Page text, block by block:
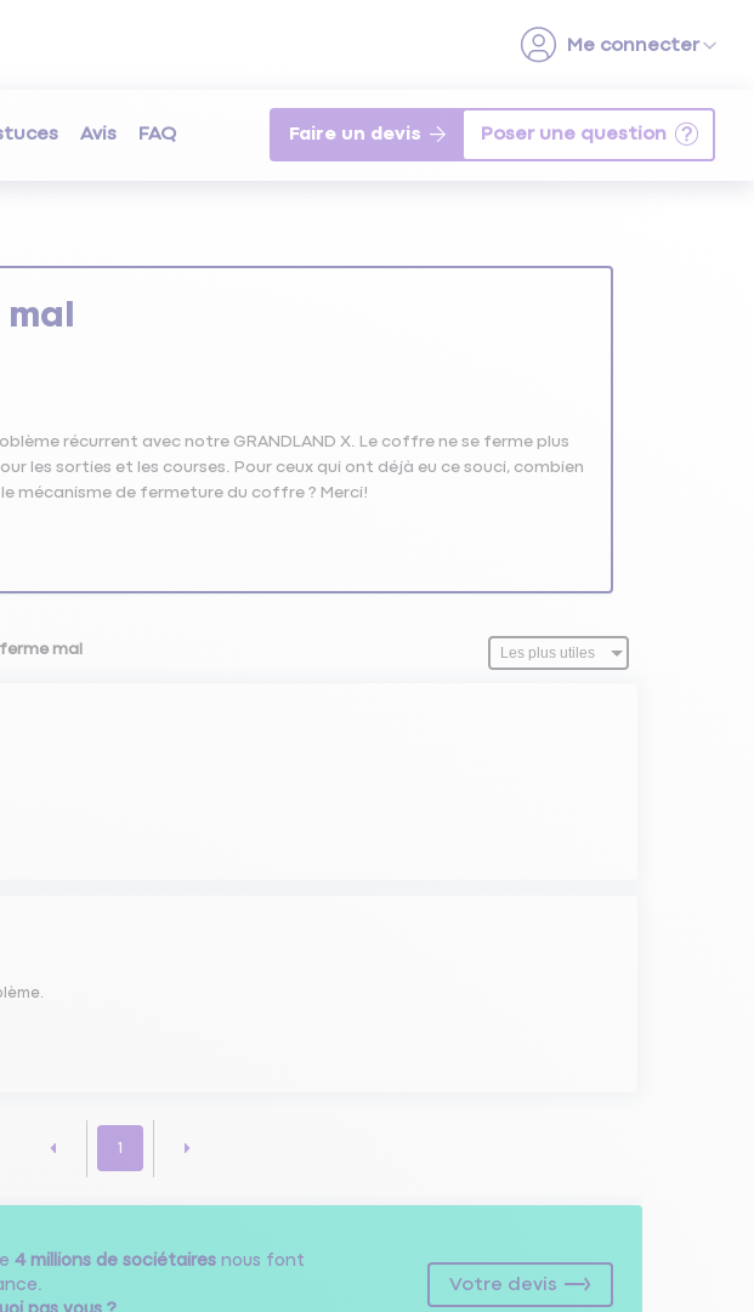
Avis FAQ Faire un devis
récurrent avec notre GRANDLAND X. Le coffre ne se ferme plus
les sorties et les courses. Pour ceux qui ont déjà eu ce souci, combien
mécanisme de fermeture du coffre ? Merci!
mal
1
4 millions de sociétairesnous font
pas vous ?
Votre devis